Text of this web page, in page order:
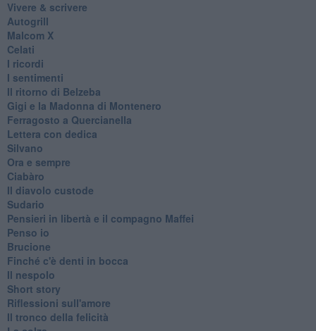
Vivere & scrivere
Autogrill
Malcom X
Celati
I ricordi
I sentimenti
Il ritorno di Belzeba
Gigi e la Madonna di Montenero
Ferragosto a Quercianella
Lettera con dedica
Silvano
Ora e sempre
Ciabàro
Il diavolo custode
Sudario
Pensieri in libertà e il compagno Maffei
Penso io
Brucione
Finché c'è denti in bocca
Il nespolo
Short story
Riflessioni sull'amore
Il tronco della felicità